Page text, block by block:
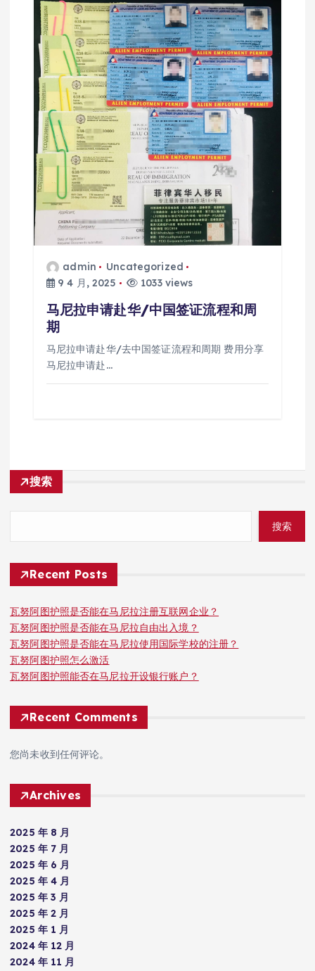
admin
Uncategorized
9 4 月, 2025
1033 views
马尼拉申请赴华/中国签证流程和周
期
马尼拉申请赴华/去中国签证流程和周期 费用分享
马尼拉申请赴…
搜索
搜索
Recent Posts
瓦努阿图护照是否能在马尼拉注册互联网企业？
瓦努阿图护照是否能在马尼拉自由出入境？
瓦努阿图护照是否能在马尼拉使用国际学校的注册？
瓦努阿图护照怎么激活
瓦努阿图护照能否在马尼拉开设银行账户？
Recent Comments
您尚未收到任何评论。
Archives
2025 年 8 月
2025 年 7 月
2025 年 6 月
2025 年 4 月
2025 年 3 月
2025 年 2 月
2025 年 1 月
2024 年 12 月
2024 年 11 月